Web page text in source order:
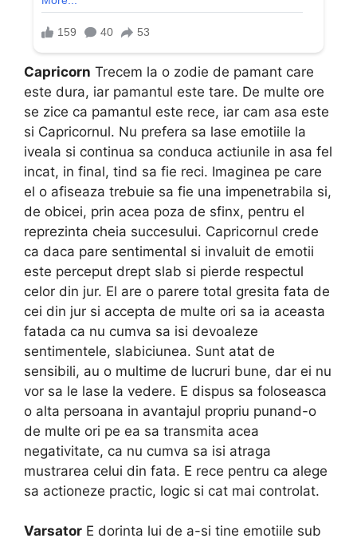
Capricorn Trecem la o zodie de pamant care
este dura, iar pamantul este tare. De multe ore
se zice ca pamantul este rece, iar cam asa este
si Capricornul. Nu prefera sa lase emotiile la
iveala si continua sa conduca actiunile in asa fel
incat, in final, tind sa fie reci. Imaginea pe care
el o afiseaza trebuie sa fie una impenetrabila si,
de obicei, prin acea poza de sfinx, pentru el
reprezinta cheia succesului. Capricornul crede
ca daca pare sentimental si invaluit de emotii
este perceput drept slab si pierde respectul
celor din jur. El are o parere total gresita fata de
cei din jur si accepta de multe ori sa ia aceasta
fatada ca nu cumva sa isi devoaleze
sentimentele, slabiciunea. Sunt atat de
sensibili, au o multime de lucruri bune, dar ei nu
vor sa le lase la vedere. E dispus sa foloseasca
o alta persoana in avantajul propriu punand-o
de multe ori pe ea sa transmita acea
negativitate, ca nu cumva sa isi atraga
mustrarea celui din fata. E rece pentru ca alege
sa actioneze practic, logic si cat mai controlat.
Varsator E dorinta lui de a-si tine emotiile sub